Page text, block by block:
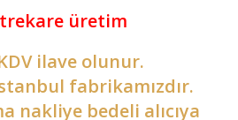
üretim
ilave olunur.
fabrikamızdır.
nakliye bedeli alıcıya